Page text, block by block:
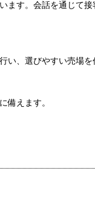
ます。会話を通じて
い、選びやすい売場を
備えます。